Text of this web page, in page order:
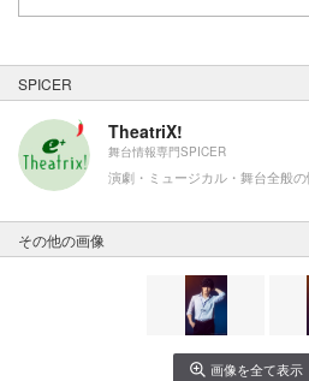
SPICER
TheatriX!
舞台情報専門SPICER
演劇・ミュージカル・舞台全般の
その他の画像
画像を全て表示